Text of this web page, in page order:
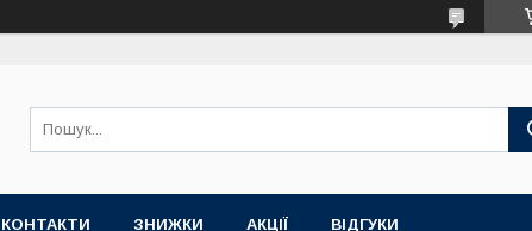
КОНТАКТИ ЗНИЖКИ АКЦІЇ ВІДГУКИ